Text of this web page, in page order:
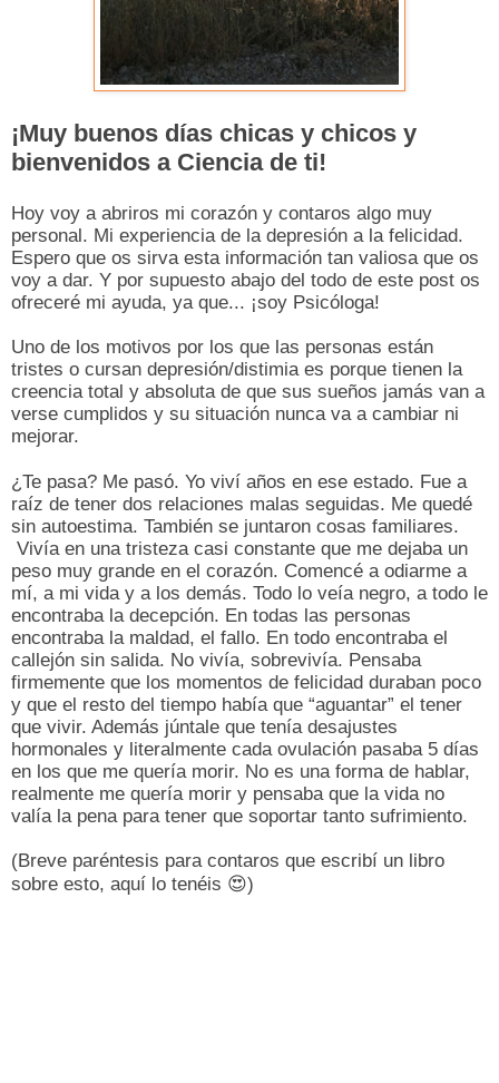
¡Muy buenos días chicas y chicos y
bienvenidos a Ciencia de ti!
Hoy voy a abriros mi corazón y contaros algo muy
personal. Mi experiencia de la depresión a la felicidad.
Espero que os sirva esta información tan valiosa que os
voy a dar. Y por supuesto abajo del todo de este post os
ofreceré mi ayuda, ya que... ¡soy Psicóloga!
Uno de los motivos por los que las personas están
tristes o cursan depresión/distimia es porque tienen la
creencia total y absoluta de que sus sueños jamás van a
verse cumplidos y su situación nunca va a cambiar ni
mejorar.
¿Te pasa? Me pasó. Yo viví años en ese estado. Fue a
raíz de tener dos relaciones malas seguidas. Me quedé
sin autoestima. También se juntaron cosas familiares.
Vivía en una tristeza casi constante que me dejaba un
peso muy grande en el corazón. Comencé a odiarme a
mí, a mi vida y a los demás. Todo lo veía negro, a todo le
encontraba la decepción. En todas las personas
encontraba la maldad, el fallo. En todo encontraba el
callejón sin salida. No vivía, sobrevivía. Pensaba
firmemente que los momentos de felicidad duraban poco
y que el resto del tiempo había que “aguantar” el tener
que vivir. Además júntale que tenía desajustes
hormonales y literalmente cada ovulación pasaba 5 días
en los que me quería morir. No es una forma de hablar,
realmente me quería morir y pensaba que la vida no
valía la pena para tener que soportar tanto sufrimiento.
(Breve paréntesis para contaros que escribí un libro
sobre esto, aquí lo tenéis 😍)